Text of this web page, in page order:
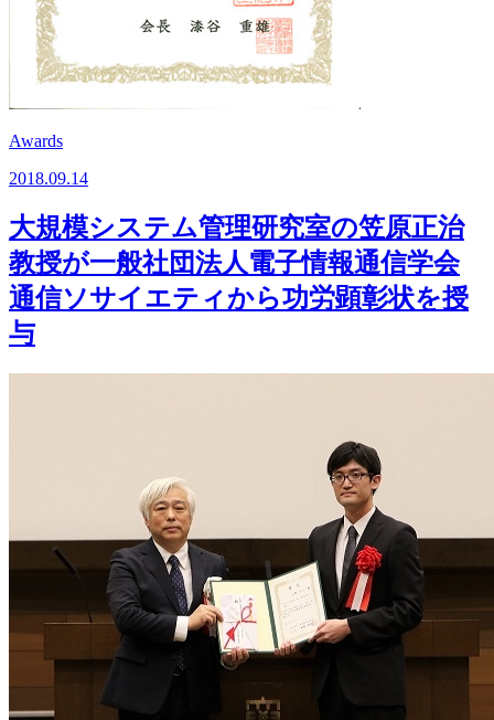
Awards
2018.09.14
大規模システム管理研究室の笠原正治
教授が一般社団法人電子情報通信学会
通信ソサイエティから功労顕彰状を授
与